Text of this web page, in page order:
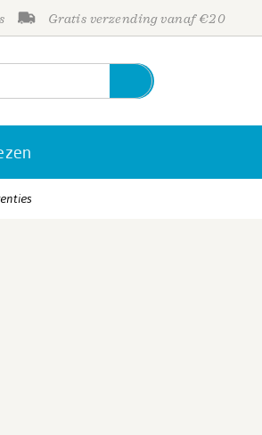
Gratis verzending vanaf €20
Personen